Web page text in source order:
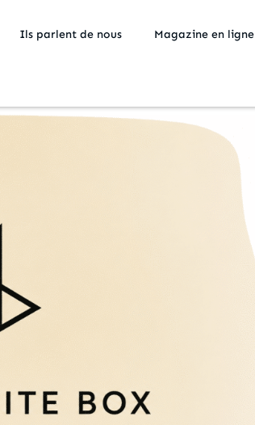
Ils parlent de nous Magazine en ligne